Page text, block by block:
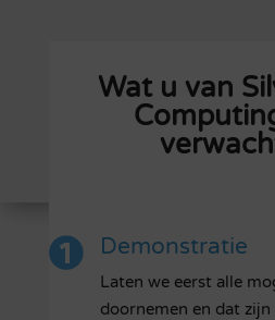
Wat u van
Demonstratie
Laten we eerst alle
doornemen en dat zijn